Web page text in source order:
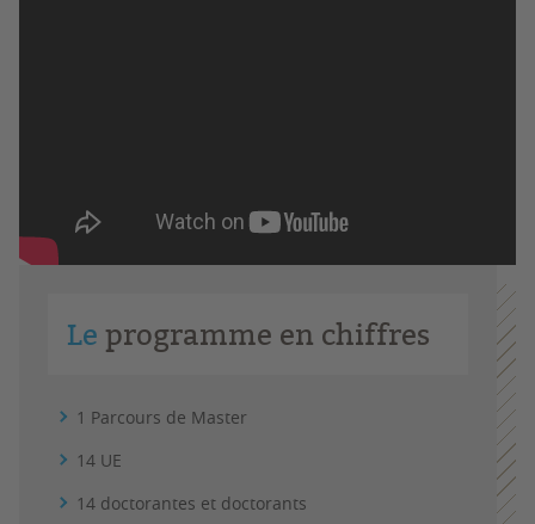
Le programme en chiffres
1 Parcours de Master
14 UE
14 doctorantes et doctorants